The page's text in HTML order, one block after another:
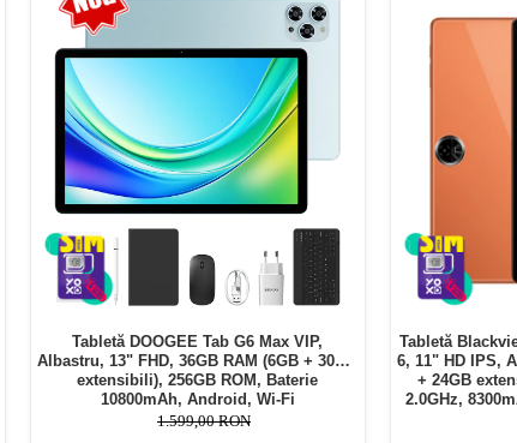
Tabletă DOOGEE Tab G6 Max VIP,
Albastru, 13" FHD, 36GB RAM (6GB + 30GB
extensibili), 256GB ROM, Baterie
10800mAh, Android, Wi-Fi
1.599,00 RON
Tabletă
6, 11" HD IPS,
+ 24GB
2.0GHz,